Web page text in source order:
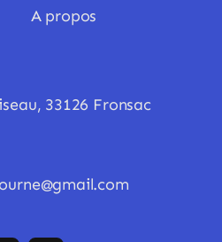
A propos
33126 Fronsac